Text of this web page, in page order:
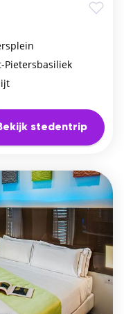
Pietersbasiliek
stedentrip